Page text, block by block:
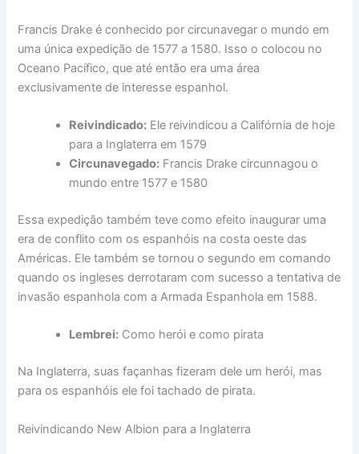
Francis Drake é conhecido por circunavegar o mundo em
uma única expedição de 1577 a 1580. Isso o colocou no
Oceano Pacífico, que até então era uma área
exclusivamente de interesse espanhol.
Reivindicado: Ele reivindicou a Califórnia de hoje
para a Inglaterra em 1579
Circunavegado: Francis Drake circunnagou o
mundo entre 1577 e 1580
Essa expedição também teve como efeito inaugurar uma
era de conflito com os espanhóis na costa oeste das
Américas. Ele também se tornou o segundo em comando
quando os ingleses derrotaram com sucesso a tentativa de
invasão espanhola com a Armada Espanhola em 1588.
Lembrei: Como herói e como pirata
Na Inglaterra, suas façanhas fizeram dele um herói, mas
para os espanhóis ele foi tachado de pirata.
Reivindicando New Albion para a Inglaterra